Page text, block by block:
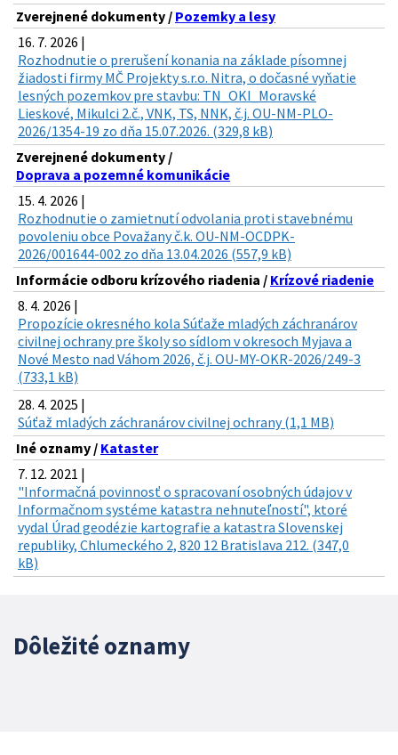
Zverejnené dokumenty / Pozemky a lesy
16. 7. 2026 |
Rozhodnutie o prerušení konania na základe písomnej
žiadosti firmy MČ Projekty s.r.o. Nitra, o dočasné vyňatie
lesných pozemkov pre stavbu: TN_OKI_Moravské
Lieskové, Mikulci 2.č., VNK, TS, NNK, č.j. OU-NM-PLO-
2026/1354-19 zo dňa 15.07.2026. (329,8 kB)
Zverejnené dokumenty /
Doprava a pozemné komunikácie
15. 4. 2026 |
Rozhodnutie o zamietnutí odvolania proti stavebnému
povoleniu obce Považany č.k. OU-NM-OCDPK-
2026/001644-002 zo dňa 13.04.2026 (557,9 kB)
Informácie odboru krízového riadenia / Krízové riadenie
8. 4. 2026 |
Propozície okresného kola Súťaže mladých záchranárov
civilnej ochrany pre školy so sídlom v okresoch Myjava a
Nové Mesto nad Váhom 2026, č.j. OU-MY-OKR-2026/249-3
(733,1 kB)
28. 4. 2025 |
Súťaž mladých záchranárov civilnej ochrany (1,1 MB)
Iné oznamy / Kataster
7. 12. 2021 |
"Informačná povinnosť o spracovaní osobných údajov v
Informačnom systéme katastra nehnuteľností", ktoré
vydal Úrad geodézie kartografie a katastra Slovenskej
republiky, Chlumeckého 2, 820 12 Bratislava 212. (347,0
kB)
Dôležité oznamy